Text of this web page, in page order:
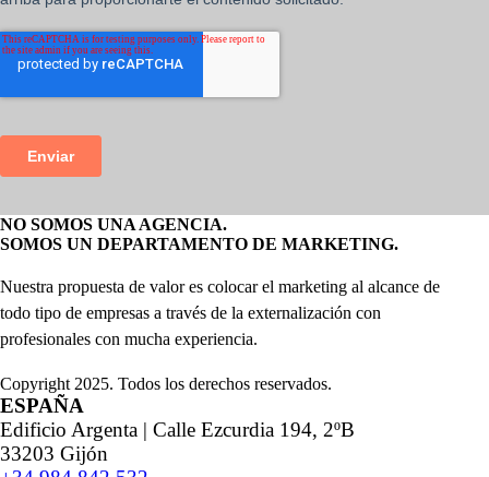
NO SOMOS UNA AGENCIA.
SOMOS UN DEPARTAMENTO DE MARKETING.
Nuestra propuesta de valor es colocar el marketing al alcance de
todo tipo de empresas a través de la externalización con
profesionales con mucha experiencia.
Copyright 2025. Todos los derechos reservados.
ESPAÑA
Edificio Argenta | Calle Ezcurdia 194, 2ºB
33203 Gijón